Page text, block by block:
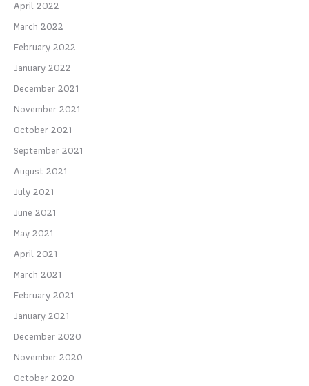
April 2022
March 2022
February 2022
January 2022
December 2021
November 2021
October 2021
September 2021
August 2021
July 2021
June 2021
May 2021
April 2021
March 2021
February 2021
January 2021
December 2020
November 2020
October 2020